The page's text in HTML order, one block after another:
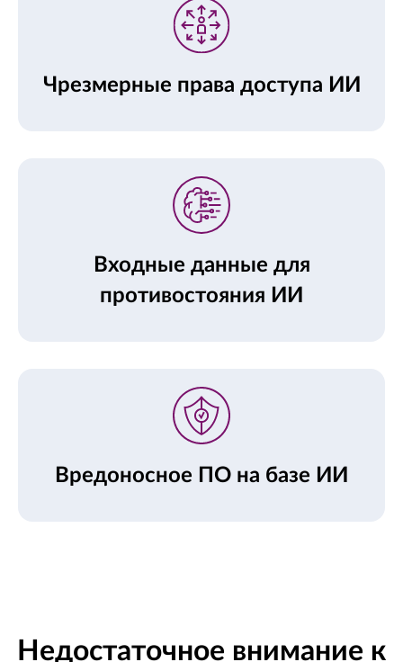
Чрезмерные права доступа ИИ
Входные данные для
противостояния ИИ
Вредоносное ПО на базе ИИ
Недостаточное внимание к